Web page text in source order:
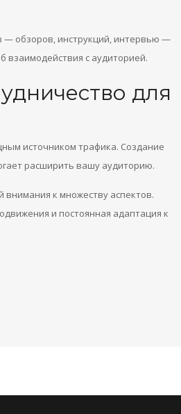
— обзоров, инструкций, интервью —
взаимодействия с аудиторией.
для
источником трафика. Создание
расширить вашу аудиторию.
к множеству аспектов.
и постоянная адаптация к